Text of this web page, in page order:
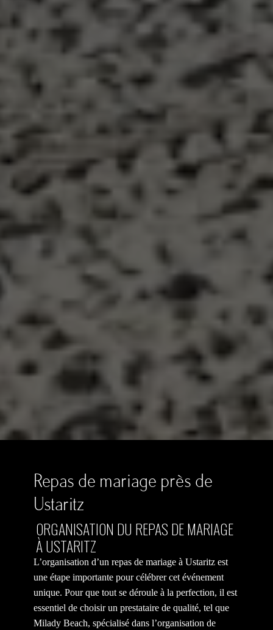
Repas de mariage près de
Ustaritz
ORGANISATION DU REPAS DE MARIAGE
À USTARITZ
L’organisation d’un repas de mariage à Ustaritz est
une étape importante pour célébrer cet événement
unique. Pour que tout se déroule à la perfection, il est
essentiel de choisir un prestataire de qualité, tel que
Milady Beach, spécialisé dans l’organisation de